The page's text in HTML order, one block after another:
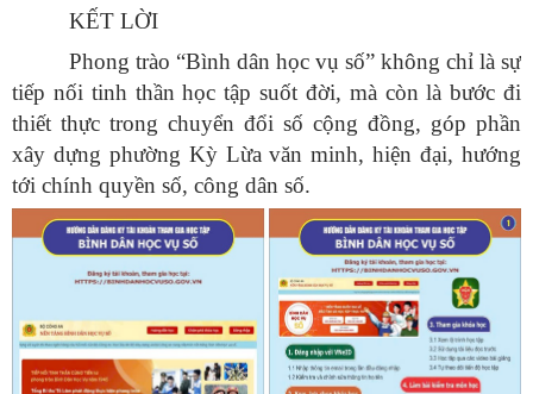
KẾT LỜI
Phong trào “Bình dân học vụ số” không chỉ là sự
tiếp nối tinh thần học tập suốt đời, mà còn là bước đi
thiết thực trong chuyển đổi số cộng đồng, góp phần
xây dựng phường Kỳ Lừa văn minh, hiện đại, hướng
tới chính quyền số, công dân số.